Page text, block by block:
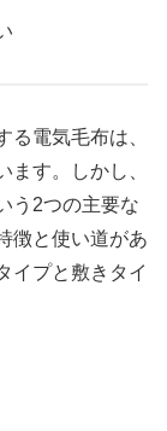
電気毛布は、
す。しかし、
う2つの主要な
徴と使い道があ
イプと敷きタイ